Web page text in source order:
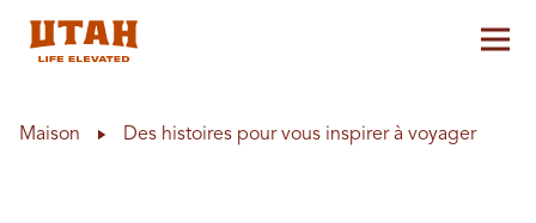
Maison Des histoires pour vous inspirer à voyager